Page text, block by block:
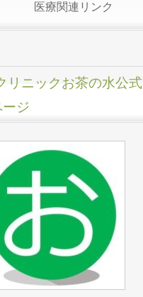
医療関連リンク
リニックお茶の水公式
ジ